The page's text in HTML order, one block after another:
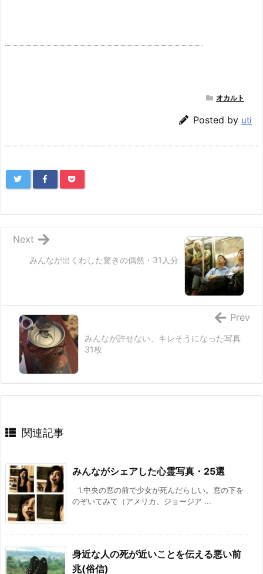
オカルト
Posted by uti
みんなが出くわした驚きの偶然・31人分
Next
みんなが許せない、キレそうになった写真
31枚
Prev
関連記事
みんながシェアした心霊写真・25選
1.中央の窓の前で少女が死んだらしい。窓の下を
のぞいてみて（アメリカ、ジョージア ...
身近な人の死が近いことを伝える悪い前
兆(俗信)